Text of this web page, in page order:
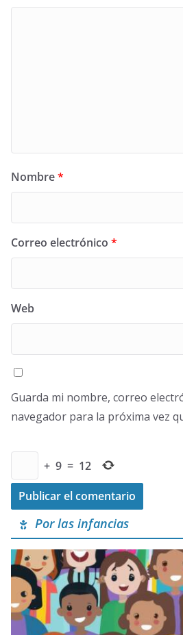
Nombre*
Correo electrónico *
Web
Guarda mi nombre, correo
navegador para la próxima vez
+ 9 = 12
Por las infancias